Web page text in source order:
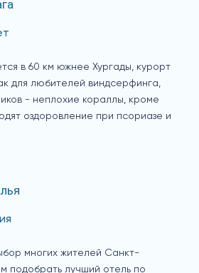
в 60 км южнее Хургады, курорт
для любителей виндсерфинга,
- неплохие кораллы, кроме
оздоровление при псориазе и
многих жителей Санкт-
подобрать лучший отель по